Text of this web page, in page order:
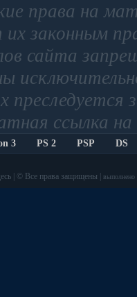
права на
законным
сайта
ссылка
3 PS 2 PSP DS
| © Все права защищены | выполнено